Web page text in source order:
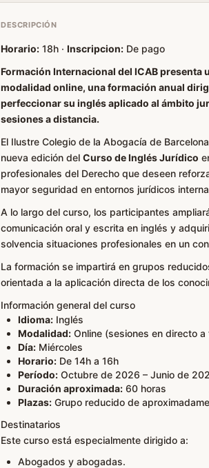
DESCRIPCIÓN
Horario: 18h · Inscripcion: De pago
Formación Internacional del ICAB presenta
modalidad online, una formación anual
perfeccionar su inglés aplicado al ámbito
sesiones a distancia.
El Ilustre Colegio de la Abogacía de
nueva edición del Curso de Inglés Jurídico
profesionales del Derecho que deseen
mayor seguridad en entornos jurídicos
A lo largo del curso, los participantes
comunicación oral y escrita en inglés y
solvencia situaciones profesionales en un
La formación se impartirá en grupos
orientada a la aplicación directa de los
Información general del curso
Idioma: Inglés
Modalidad: Online (sesiones en directo
Día: Miércoles
Horario: De 14h a 16h
Período: Octubre de 2026 – Junio de
Duración aproximada: 60 horas
Plazas: Grupo reducido de
Destinatarios
Este curso está especialmente dirigido a:
Abogados y abogadas.